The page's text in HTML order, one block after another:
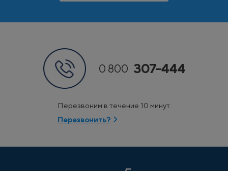
0 800 307-444
Перезвоним в течение 10 минут.
Перезвонить?